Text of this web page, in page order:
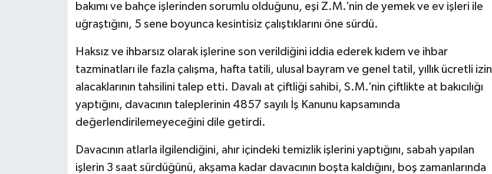
bakımı ve bahçe işlerinden sorumlu olduğunu, eşi Z.M.’nin de yemek ve ev işleri ile
uğraştığını, 5 sene boyunca kesintisiz çalıştıklarını öne sürdü.
Haksız ve ihbarsız olarak işlerine son verildiğini iddia ederek kıdem ve ihbar
tazminatları ile fazla çalışma, hafta tatili, ulusal bayram ve genel tatil, yıllık ücretli izin
alacaklarının tahsilini talep etti. Davalı at çiftliği sahibi, S.M.’nin çiftlikte at bakıcılığı
yaptığını, davacının taleplerinin 4857 sayılı İş Kanunu kapsamında
değerlendirilemeyeceğini dile getirdi.
Davacının atlarla ilgilendiğini, ahır içindeki temizlik işlerini yaptığını, sabah yapılan
işlerin 3 saat sürdüğünü, akşama kadar davacının boşta kaldığını, boş zamanlarında